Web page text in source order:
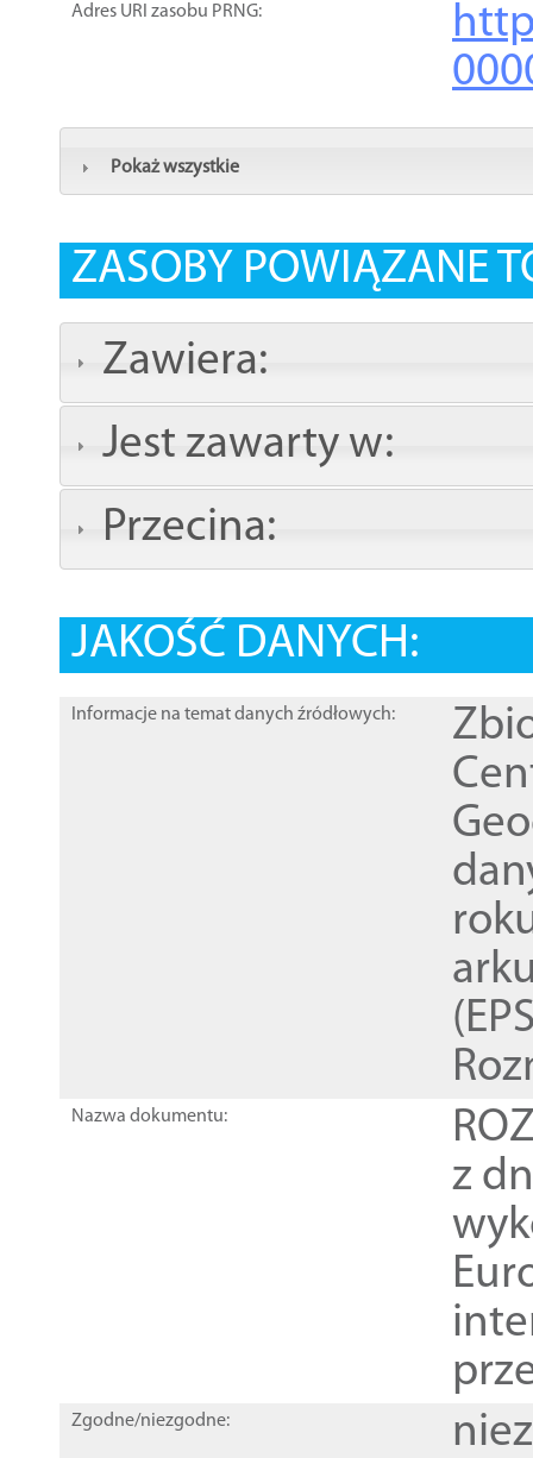
Adres URI zasobu PRNG:
Pokaż wszystkie
ZASOBY POWIĄZANE
Zawiera:
Jest zawarty w:
Przecina:
JAKOŚĆ DANYCH:
Informacje na temat danych źródłowych:
Nazwa dokumentu:
z
Zgodne/niezgodne: